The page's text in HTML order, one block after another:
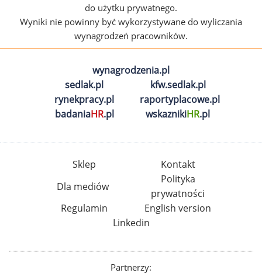
do użytku prywatnego.
Wyniki nie powinny być wykorzystywane do wyliczania
wynagrodzeń pracowników.
wynagrodzenia.pl
sedlak.pl
kfw.sedlak.pl
rynekpracy.pl
raportyplacowe.pl
badaniaHR.pl wskaznikiHR.pl
Sklep
Kontakt
Dla mediów
Polityka
prywatności
Regulamin
English version
Linkedin
Partnerzy: